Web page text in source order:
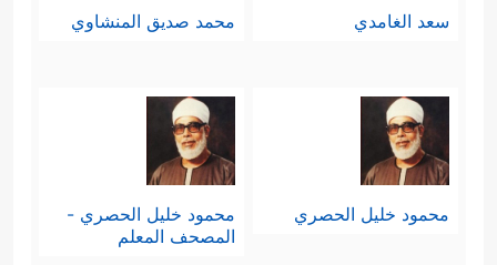
الحمد لله ربِّ العالمين.
سعد الغامدي محمد صديق المنشاوي
محمود خليل الحصري
محمود خليل الحصري -
المصحف المعلم